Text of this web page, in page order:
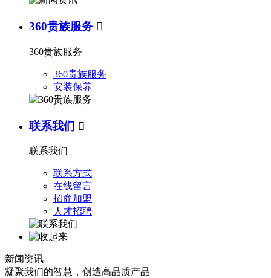
360贵族服务 
360贵族服务
360贵族服务
安装保养
联系我们 
联系我们
联系方式
在线留言
招商加盟
人才招聘
新闻资讯
凝聚我们的智慧，创造高品质产品